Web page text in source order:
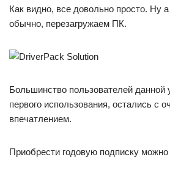
Как видно, все довольно просто. Ну
обычно, перезагружаем ПК.
Большинство пользователей данной
первого использования, остались с
впечатлением.
Приобрести годовую подписку можно